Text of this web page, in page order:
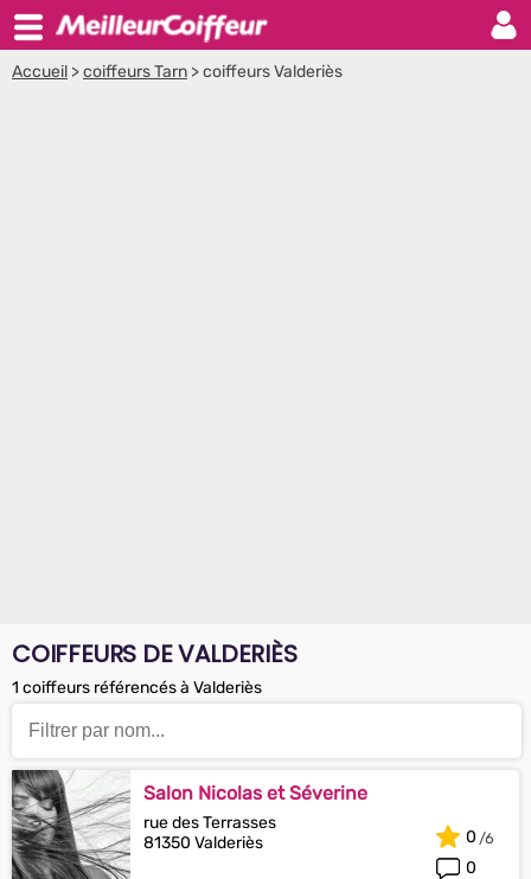
Accueil >coiffeurs Tarn >coiffeurs Valderiès
COIFFEURS DE VALDERIÈS
1 coiffeurs référencés à Valderiès
Salon Nicolas et Séverine
rue des Terrasses
81350 Valderiès
0
0